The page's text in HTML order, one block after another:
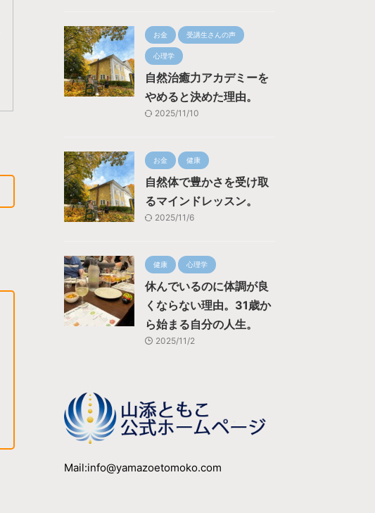
お金 受講生さんの声
心理学
自然治癒力アカデミーを
やめると決めた理由。
2025/11/10
お金 健康
自然体で豊かさを受け取
るマインドレッスン。
2025/11/6
健康 心理学
休んでいるのに体調が良
くならない理由。31歳か
ら始まる自分の人生。
2025/11/2
Mail:info@yamazoetomoko.com